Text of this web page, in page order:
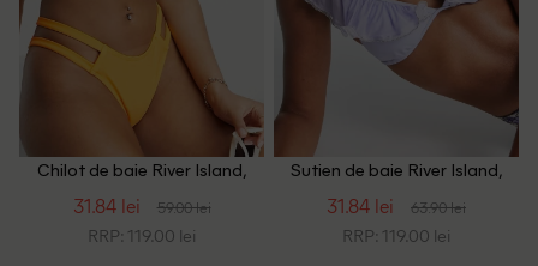
Chilot de baie River Island,
31.84 lei 59.00 lei
RRP: 119.00 lei
Sutien de baie River Island,
31.84 lei 63.90 lei
RRP: 119.00 lei